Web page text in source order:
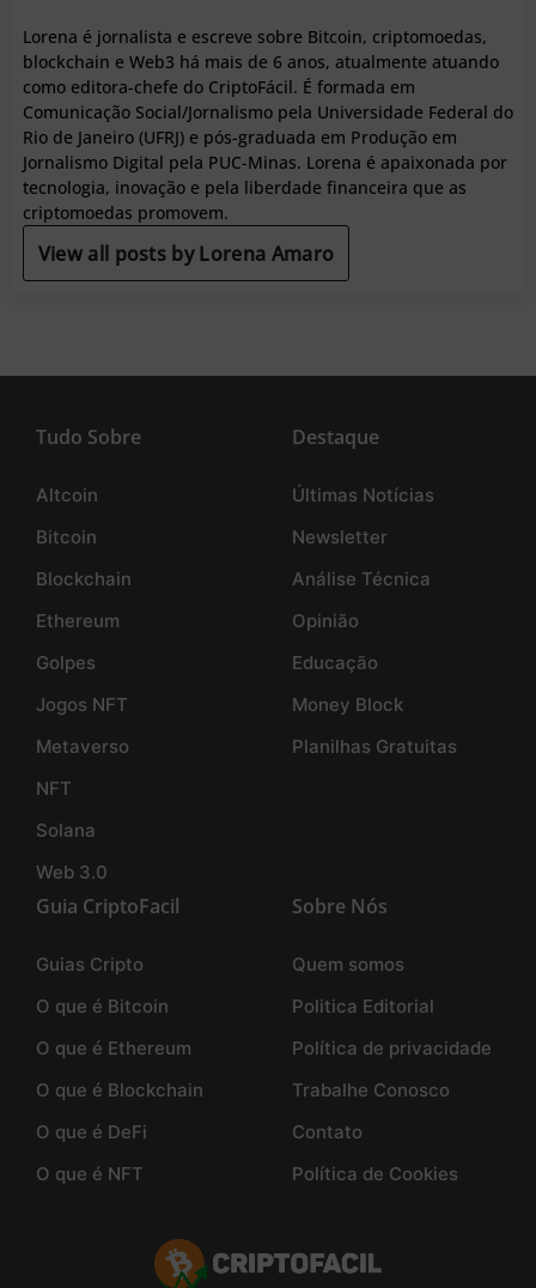
Lorena é jornalista e escreve sobre Bitcoin, criptomoedas,
blockchain e Web3 há mais de 6 anos, atualmente atuando
como editora-chefe do CriptoFácil. É formada em
Comunicação Social/Jornalismo pela Universidade Federal do
Rio de Janeiro (UFRJ) e pós-graduada em Produção em
Jornalismo Digital pela PUC-Minas. Lorena é apaixonada por
tecnologia, inovação e pela liberdade financeira que as
criptomoedas promovem.
View all posts by Lorena Amaro
Tudo Sobre
Altcoin
Bitcoin
Blockchain
Ethereum
Golpes
Jogos NFT
Metaverso
NFT
Solana
Web 3.0
Destaque
Últimas Notícias
Newsletter
Análise Técnica
Opinião
Educação
Money Block
Planilhas Gratuitas
Guia CriptoFacil
Guias Cripto
O que é Bitcoin
O que é Ethereum
O que é Blockchain
O que é DeFi
O que é NFT
Sobre Nós
Quem somos
Politica Editorial
Política de privacidade
Trabalhe Conosco
Contato
Política de Cookies